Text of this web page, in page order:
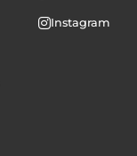
Instagram